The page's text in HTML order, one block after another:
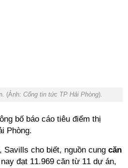
(Ảnh: Cổng tin tức TP Hải Phòng).
bố báo cáo tiêu điểm thị
Phòng.
Savills cho biết, nguồn cung căn
đạt 11.969 căn từ 11 dự án,